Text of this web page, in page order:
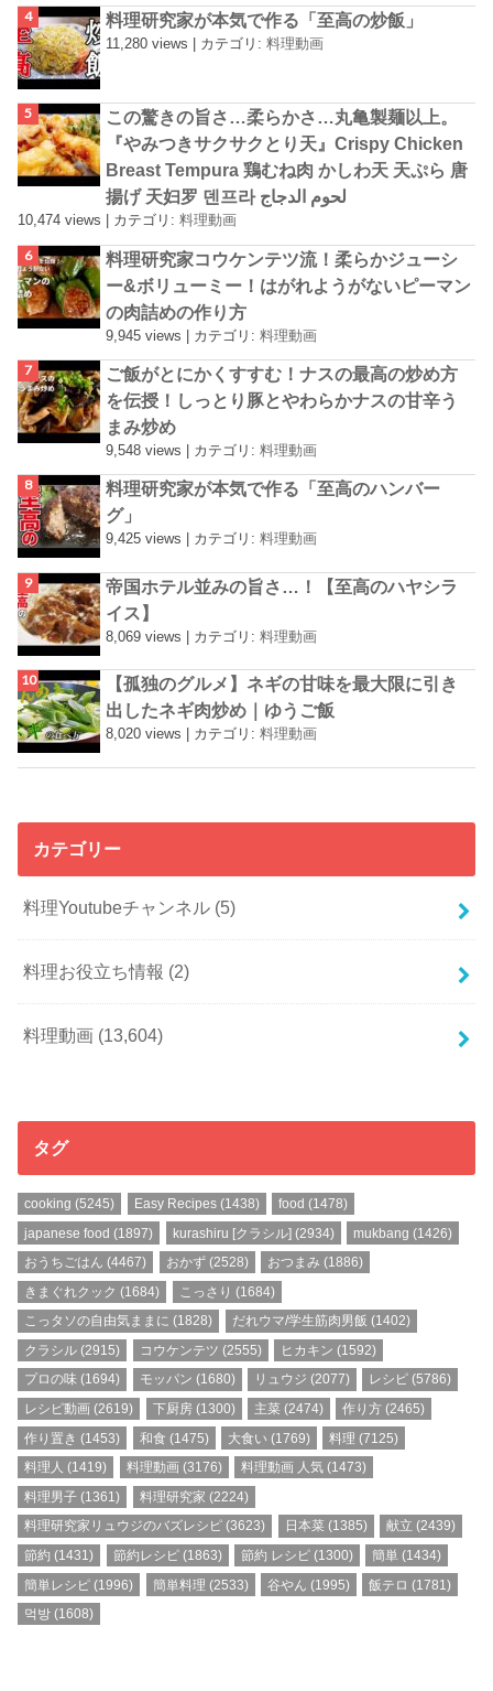
料理研究家が本気で作る「至高の炒飯」
11,280 views カテゴリ:料理動画
この驚きの旨さ…柔らかさ…丸亀製麺以上。
『やみつきサクサクとり天』Crispy Chicken
Breast Tempura 鶏むね肉 かしわ天 天ぷら 唐
揚げ 天妇罗 덴프라 لحوم الدجاج
10,474 views カテゴリ:料理動画
料理研究家コウケンテツ流！柔らかジューシ
ー&ボリューミー！はがれようがないピーマン
の肉詰めの作り方
9,945 views | カテゴリ:料理動画
ご飯がとにかくすすむ！ナスの最高の炒め方
を伝授！しっとり豚とやわらかナスの甘辛う
まみ炒め
9,548 views カテゴリ:料理動画
料理研究家が本気で作る「至高のハンバー
グ」
9,425 views カテゴリ:料理動画
帝国ホテル並みの旨さ…！【至高のハヤシラ
イス】
8,069 views カテゴリ:料理動画
【孤独のグルメ】ネギの甘味を最大限に引き
出したネギ肉炒め｜ゆうご飯
8,020 views カテゴリ:料理動画
カテゴリー
料理Youtubeチャンネル (5)
料理お役立ち情報 (2)
料理動画 (13,604)
タグ
cooking (5245) Easy Recipes(1438) food (1478)
japanese food (1897) kurashiru [クラシル](2934) mukbang (1426)
おうちごはん (4467) おかず(2528) おつまみ (1886)
きまぐれクック (1684) こっさり (1684)
こっタソの自由気ままに (1828) だれウマ/学生筋肉男飯 (1402)
クラシル (2915) コウケンテツ (2555) ヒカキン (1592)
プロの味 (1694) モッパン (1680) リュウジ (2077) レシピ (5786)
レシピ動画 (2619) 下厨房(1300) 主菜(2474) 作り方 (2465)
作り置き (1453) 和食 (1475) 大食い(1769) 料理 (7125)
料理人 (1419) 料理動画(3176) 料理動画 人気(1473)
料理男子 (1361) 料理研究家 (2224)
料理研究家リュウジのバズレシピ (3623) 日本菜(1385) 献立 (2439)
節約 (1431) 節約レシピ(1863) 節約 レシピ(1300) 簡単 (1434)
簡単レシピ (1996) 簡単料理 (2533) 谷やん (1995) 飯テロ (1781)
먹방 (1608)